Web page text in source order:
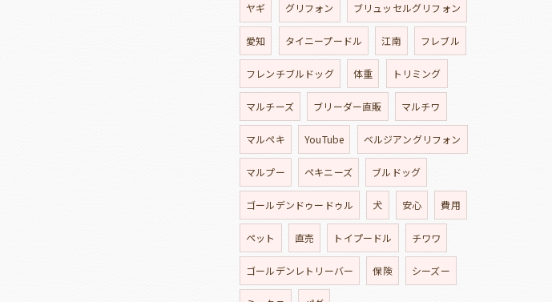
ヤギ グリフォン ブリュッセルグリフォン
愛知 タイニープードル 江南 フレブル
フレンチブルドッグ 体重 トリミング
マルチーズ ブリーダー直販 マルチワ
マルペキ YouTube ベルジアングリフォン
マルプー ペキニーズ ブルドッグ
ゴールデンドゥードゥル 犬 安心 費用
ペット 直売 トイプードル チワワ
ゴールデンレトリーバー 保険 シーズー